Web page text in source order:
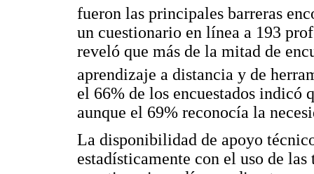
fueron las principales barreras
un cuestionario en línea a 193
reveló que más de la mitad de
aprendizaje a distancia y de
el 66% de los encuestados indicó
aunque el 69% reconocía la
La disponibilidad de apoyo
estadísticamente con el uso de